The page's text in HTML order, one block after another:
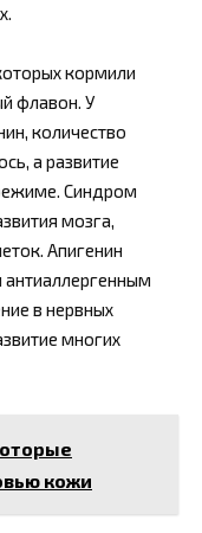
кормили
флавон. У
количество
а развитие
Синдром
мозга,
Апигенин
в нервных
многих
кожи